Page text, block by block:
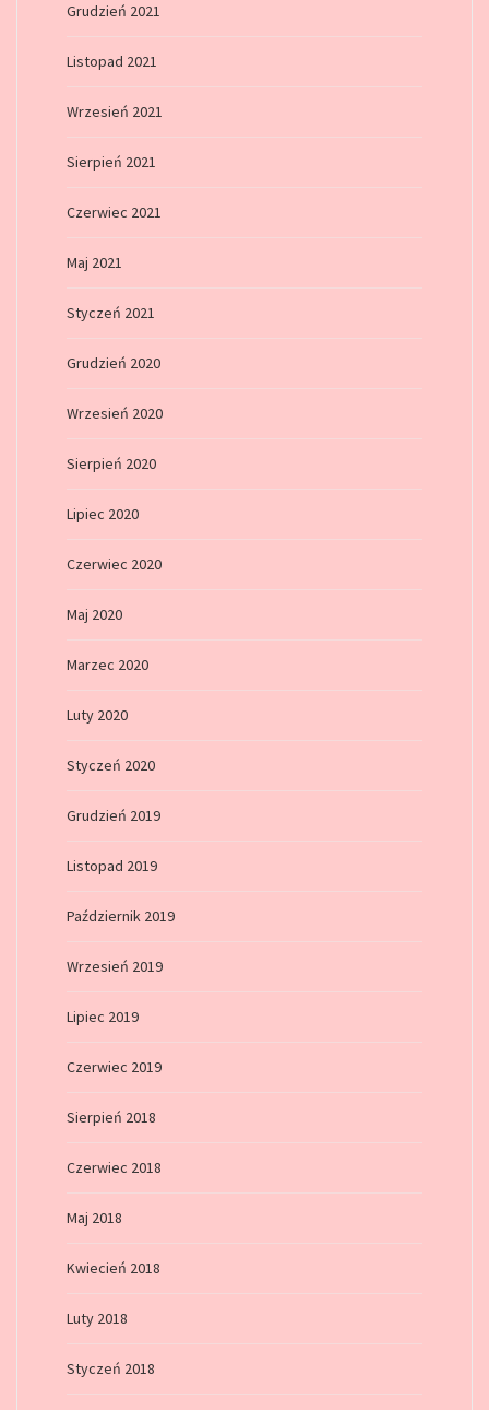
Grudzień 2021
Listopad 2021
Wrzesień 2021
Sierpień 2021
Czerwiec 2021
Maj 2021
Styczeń 2021
Grudzień 2020
Wrzesień 2020
Sierpień 2020
Lipiec 2020
Czerwiec 2020
Maj 2020
Marzec 2020
Luty 2020
Styczeń 2020
Grudzień 2019
Listopad 2019
Październik 2019
Wrzesień 2019
Lipiec 2019
Czerwiec 2019
Sierpień 2018
Czerwiec 2018
Maj 2018
Kwiecień 2018
Luty 2018
Styczeń 2018